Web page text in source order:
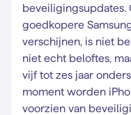
beveiligingsupdates.
goedkopere
verschijnen, is niet
niet echt beloftes,
vijf tot zes jaar
moment worden
voorzien van